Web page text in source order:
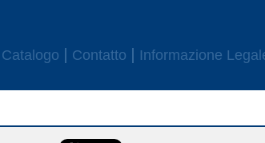
Catalogo Contatto Informazione